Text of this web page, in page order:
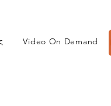
Video On Demand